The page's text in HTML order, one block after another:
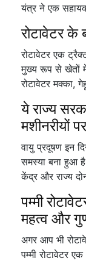
यंत्र ने एक
रोटावेटर के
रोटावेटर एक
मुख्य रूप से खेतों
रोटावेटर मक्का,
ये राज्य
मशीनरीयों
वायु प्रदूषण इन
समस्या बना हुआ
केंद्र और राज्य
पम्मी
महत्व और
अगर आप भी
पम्मी रोटावेटर